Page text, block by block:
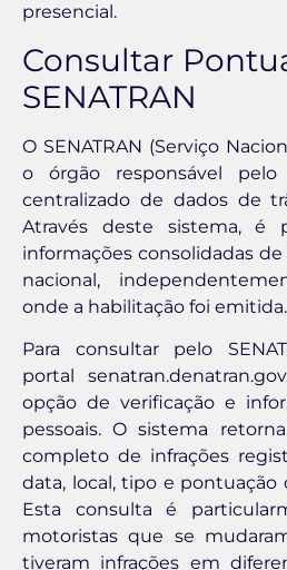
presencial.
Consultar
SENATRAN
O SENATRAN (Serviço
o órgão responsável pelo
centralizado de dados de
Através deste sistema, é
informações consolidadas
nacional,
onde a habilitação foi emitida.
Para consultar pelo
portal
opção de verificação e
pessoais. O sistema
completo de infrações
data, local, tipo e pontuação
Esta consulta é
motoristas que se
tiveram infrações em